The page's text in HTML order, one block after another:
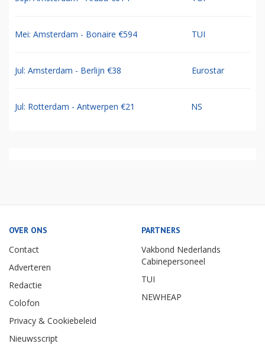
Mei: Amsterdam - Bonaire €594 TUI
Jul: Amsterdam - Berlijn €38 Eurostar
Jul: Rotterdam - Antwerpen €21 NS
OVER ONS
Contact
Adverteren
Redactie
Colofon
Privacy & Cookiebeleid
Nieuwsscript
PARTNERS
Vakbond Nederlands
Cabinepersoneel
TUI
NEWHEAP